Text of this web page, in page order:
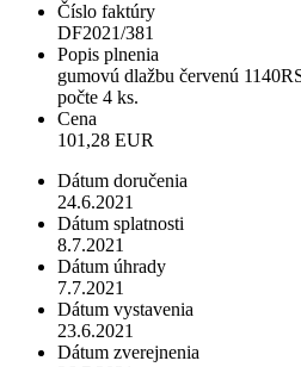
Číslo faktúry
DF2021/381
Popis plnenia
gumovú dlažbu červenú
počte 4 ks.
Cena
101,28 EUR
Dátum doručenia
24.6.2021
Dátum splatnosti
8.7.2021
Dátum úhrady
7.7.2021
Dátum vystavenia
23.6.2021
Dátum zverejnenia